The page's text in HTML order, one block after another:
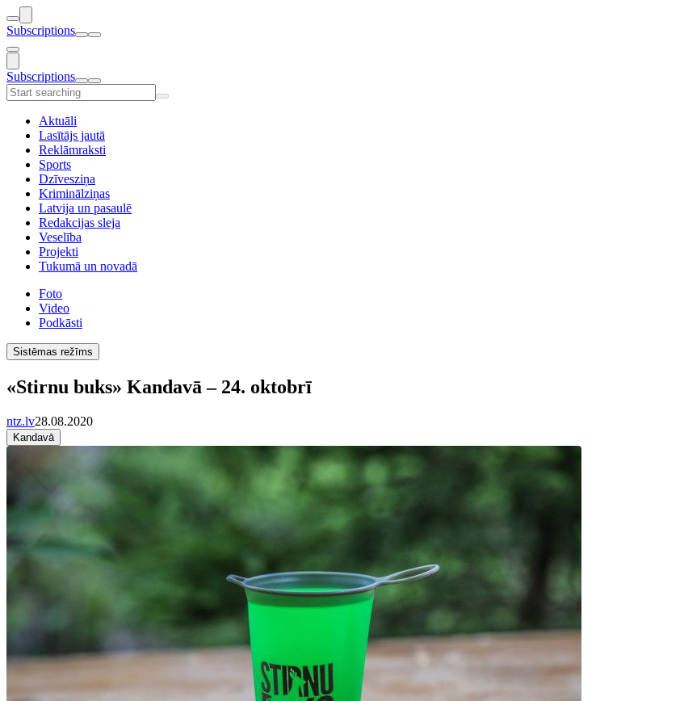
Subscriptions
Subscriptions
Aktuāli
Lasītājs jautā
Reklāmraksti
Sports
Dzīvesziņa
Kriminālziņas
Latvija un pasaulē
Redakcijas sleja
Veselība
Projekti
Tukumā un novadā
Foto
Video
Podkāsti
Sistēmas režīms
«Stirnu buks» Kandavā – 24. oktobrī
ntz.lv28.08.2020
Kandavā